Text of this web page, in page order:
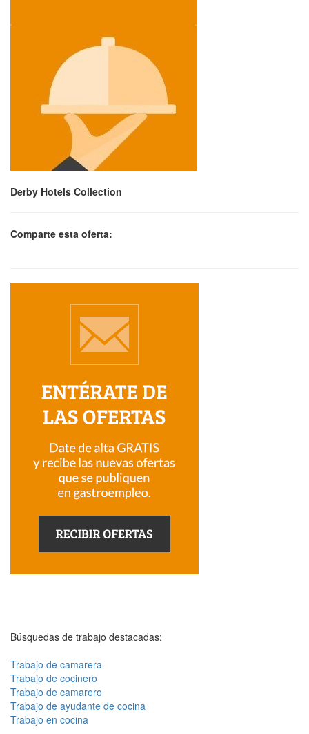
Derby Hotels Collection
Comparte esta oferta:
Búsquedas de trabajo destacadas:
Trabajo de camarera
Trabajo de cocinero
Trabajo de camarero
Trabajo de ayudante de cocina
Trabajo en cocina